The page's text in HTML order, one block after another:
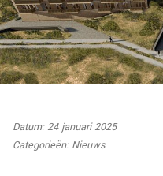
Datum: 24 januari 2025
Categorieën: Nieuws